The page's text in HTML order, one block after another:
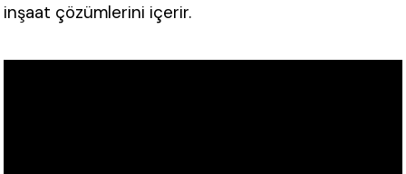
inşaat çözümlerini içerir.